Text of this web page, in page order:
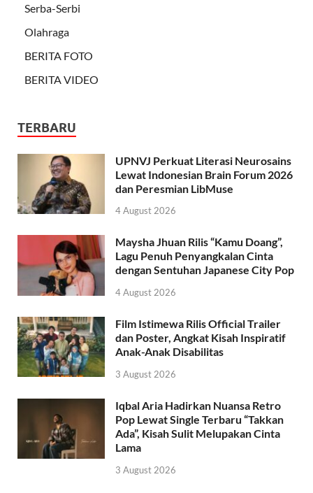
Serba-Serbi
Olahraga
BERITA FOTO
BERITA VIDEO
TERBARU
UPNVJ Perkuat Literasi Neurosains
Lewat Indonesian Brain Forum 2026
dan Peresmian LibMuse
4 August 2026
Maysha Jhuan Rilis “Kamu Doang”,
Lagu Penuh Penyangkalan Cinta
dengan Sentuhan Japanese City Pop
4 August 2026
Film Istimewa Rilis Official Trailer
dan Poster, Angkat Kisah Inspiratif
Anak-Anak Disabilitas
3 August 2026
Iqbal Aria Hadirkan Nuansa Retro
Pop Lewat Single Terbaru “Takkan
Ada”, Kisah Sulit Melupakan Cinta
Lama
3 August 2026